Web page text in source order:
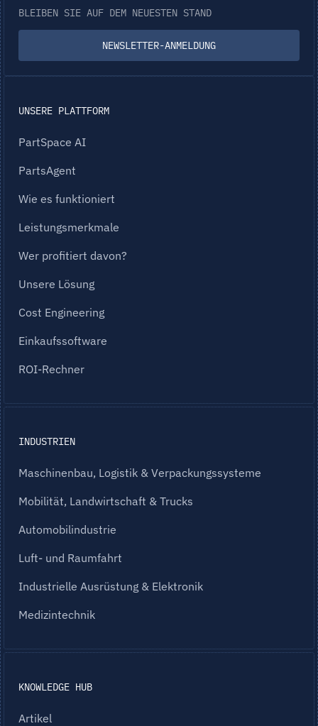
BLEIBEN SIE AUF DEM NEUESTEN STAND
NEWSLETTER-ANMELDUNG
UNSERE PLATTFORM
PartSpace AI
PartsAgent
Wie es funktioniert
Leistungsmerkmale
Wer profitiert davon?
Unsere Lösung
Cost Engineering
Einkaufssoftware
ROI-Rechner
INDUSTRIEN
Maschinenbau, Logistik & Verpackungssysteme
Mobilität, Landwirtschaft & Trucks
Automobilindustrie
Luft- und Raumfahrt
Industrielle Ausrüstung & Elektronik
Medizintechnik
KNOWLEDGE HUB
Artikel